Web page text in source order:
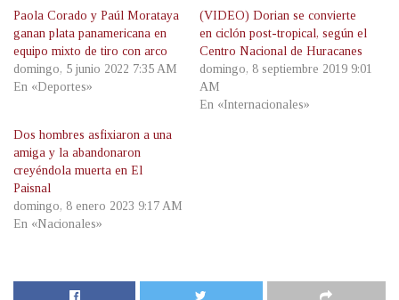
Paola Corado y Paúl Morataya
ganan plata panamericana en
equipo mixto de tiro con arco
domingo, 5 junio 2022 7:35 AM
En «Deportes»
(VIDEO) Dorian se convierte
en ciclón post-tropical, según el
Centro Nacional de Huracanes
domingo, 8 septiembre 2019 9:01
AM
En «Internacionales»
Dos hombres asfixiaron a una
amiga y la abandonaron
creyéndola muerta en El
Paisnal
domingo, 8 enero 2023 9:17 AM
En «Nacionales»